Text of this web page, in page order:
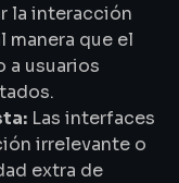
la interacción
manera que el
a usuarios
Las interfaces
irrelevante o
extra de